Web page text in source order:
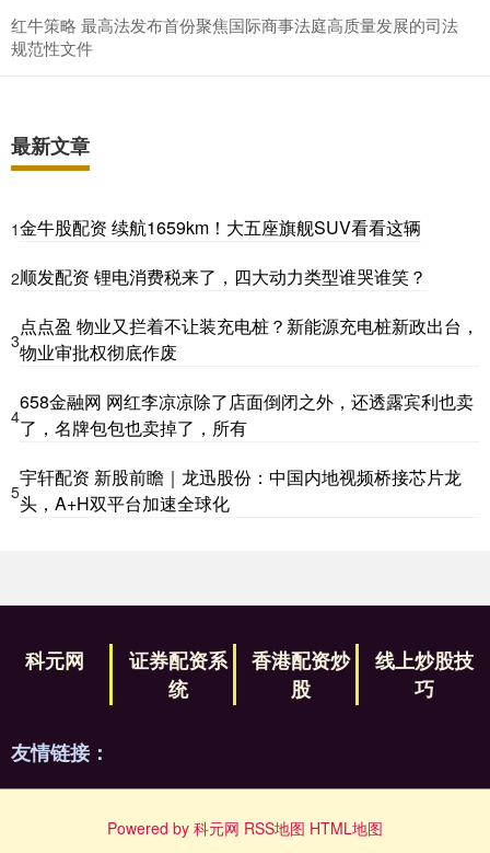
红牛策略 最高法发布首份聚焦国际商事法庭高质量发展的司法
规范性文件
最新文章
1金牛股配资 续航1659km！大五座旗舰SUV看看这辆
2顺发配资 锂电消费税来了，四大动力类型谁哭谁笑？
3
点点盈 物业又拦着不让装充电桩？新能源充电桩新政出台，
物业审批权彻底作废
4
658金融网 网红李凉凉除了店面倒闭之外，还透露宾利也卖
了，名牌包包也卖掉了，所有
5
宇轩配资 新股前瞻｜龙迅股份：中国内地视频桥接芯片龙
头，A+H双平台加速全球化
科元网
证券配资系
统
香港配资炒
股
线上炒股技
巧
友情链接：
Powered by 科元网 RSS地图 HTML地图